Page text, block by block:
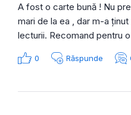
A fost o carte bună ! Nu
mari de la ea , dar m-a
lecturii. Recomand pentru
0 Răspunde